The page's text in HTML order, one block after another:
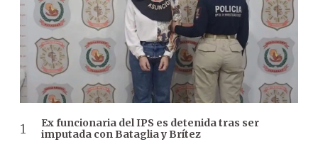
Ex funcionaria del IPS es detenida tras ser
imputada con Bataglia y Brítez